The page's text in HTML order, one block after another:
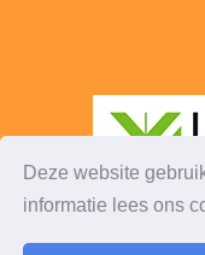
Deze website
informatie lees ons